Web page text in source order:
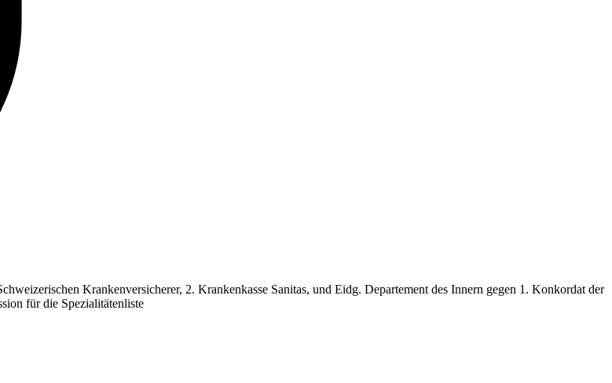
Krankenversicherer, 2. Krankenkasse Sanitas, und Eidg. Departement des Innern gegen 1. Konkordat der
für die Spezialitätenliste